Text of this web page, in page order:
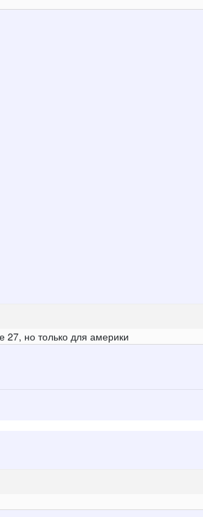
27, но только для америки